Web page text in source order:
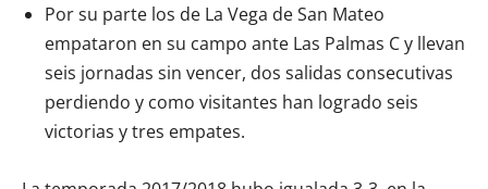
Por su parte los de La Vega de San Mateo
empataron en su campo ante Las Palmas C y llevan
seis jornadas sin vencer, dos salidas consecutivas
perdiendo y como visitantes han logrado seis
victorias y tres empates.